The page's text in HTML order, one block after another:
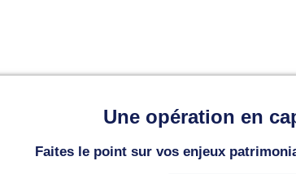
Une opération en
Faites le point sur vos enjeux